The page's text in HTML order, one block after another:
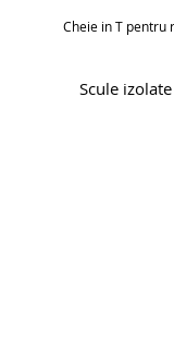
Cheie in T pentru
Scule